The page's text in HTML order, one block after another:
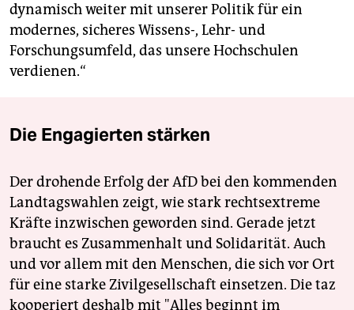
dynamisch weiter mit unserer Politik für ein
modernes, sicheres Wissens-, Lehr- und
Forschungsumfeld, das unsere Hochschulen
verdienen.“
Die Engagierten stärken
Der drohende Erfolg der AfD bei den kommenden
Landtagswahlen zeigt, wie stark rechtsextreme
Kräfte inzwischen geworden sind. Gerade jetzt
braucht es Zusammenhalt und Solidarität. Auch
und vor allem mit den Menschen, die sich vor Ort
für eine starke Zivilgesellschaft einsetzen. Die taz
kooperiert deshalb mit "Alles beginnt im